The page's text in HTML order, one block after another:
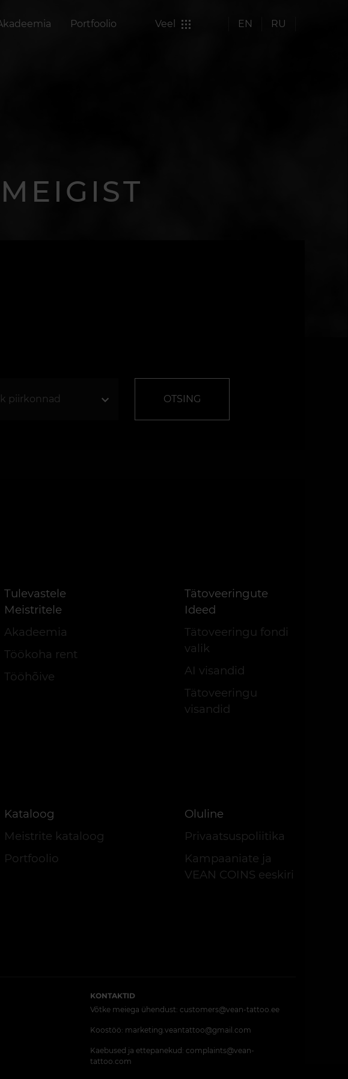
Portfoolio Veel EN RU
OTSING
Tulevastele
Meistritele
Akadeemia
Töökoha rent
Tööhõive
Tätoveeringute
Ideed
Tätoveeringu fondi
valik
AI visandid
Tätoveeringu
visandid
Kataloog
Meistrite kataloog
Portfoolio
Oluline
Privaatsuspoliitika
Kampaaniate ja
VEAN COINS eeskiri
KONTAKTID
Võtke meiega ühendust:customers@vean-tattoo.ee
Koostöö: marketing.veantattoo@gmail.com
Kaebused ja ettepanekud:complaints@vean-
tattoo.com